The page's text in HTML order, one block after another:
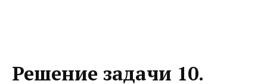
Решение задачи 10.